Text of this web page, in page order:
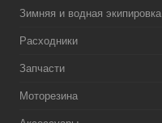
Зимняя и водная экипировка
Расходники
Запчасти
Моторезина